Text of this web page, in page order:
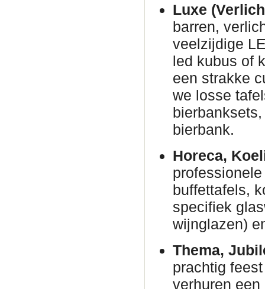
Luxe
barren,
veelzijdige
led kubus of
een strakke
we losse
bierbank.
Horeca,
buffettafels,
specifiek
wijnglazen)
Thema,
prachtig
verhuren